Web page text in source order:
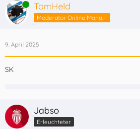
Online TomHeld
9. April 2025
SK
Jabso
Erleuchteter